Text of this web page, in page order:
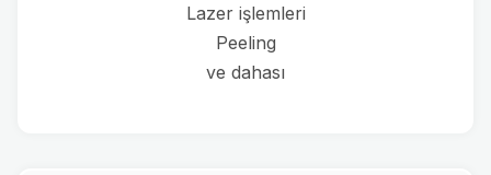
Lazer işlemleri
Peeling
ve dahası